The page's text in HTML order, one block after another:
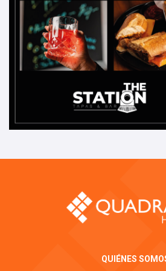
QUIÉNES